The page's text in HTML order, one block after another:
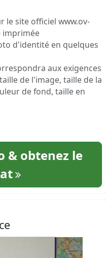
le site officiel www.ov-
imprimée
d'identité en quelques
aux exigences
de l'image, taille de la
de fond, taille en
& obtenez le